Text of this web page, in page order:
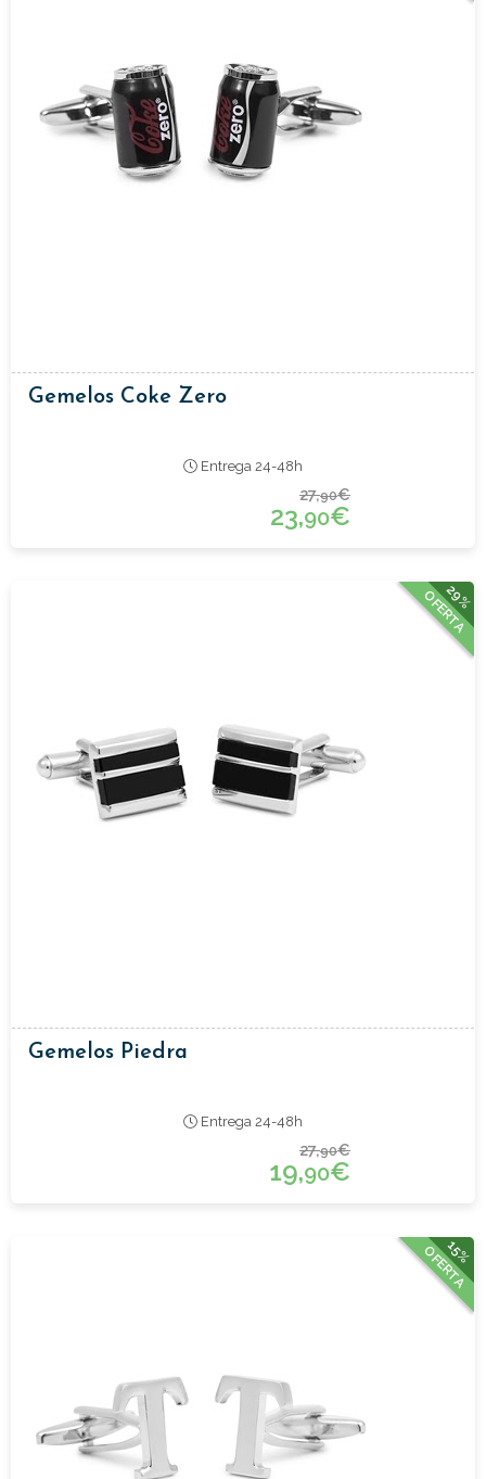
Gemelos Coke Zero
Entrega 24-48h
27,90€
23,90€
29%
OFERTA
Gemelos Piedra
Entrega 24-48h
27,90€
19,90€
15%
OFERTA